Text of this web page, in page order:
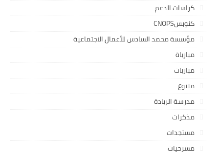
كراسات الدعم
كنوبسCNOPS
مؤسسة محمد السادس للأعمال الاجتماعية
مبارياة
مباريات
متنوع
مدرسة الريادة
مذكرات
مستجدات
مسرحيات